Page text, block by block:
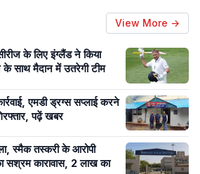
View More →
के लिए इंग्लैंड ने किया
के साथ मैदान में उतरेगी टीम
एमडी ड्रग्स सप्लाई करने
पढ़ें खबर
स्मैक तस्करी के आरोपी
सश्रम कारावास, 2 लाख का